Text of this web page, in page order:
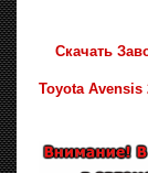
Скачать
Toyota Avensis